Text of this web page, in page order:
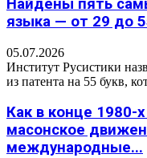
Найдены пять
языка — от 29 до
05.07.2026
Институт Русистики
из патента на 55 букв,
Как в конце 1980-
масонское
международные...